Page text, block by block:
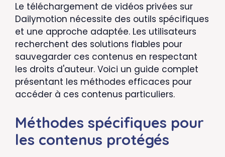
Le téléchargement de vidéos privées sur
Dailymotion nécessite des outils spécifiques
et une approche adaptée. Les utilisateurs
recherchent des solutions fiables pour
sauvegarder ces contenus en respectant
les droits d'auteur. Voici un guide complet
présentant les méthodes efficaces pour
accéder à ces contenus particuliers.
Méthodes spécifiques pour
les contenus protégés